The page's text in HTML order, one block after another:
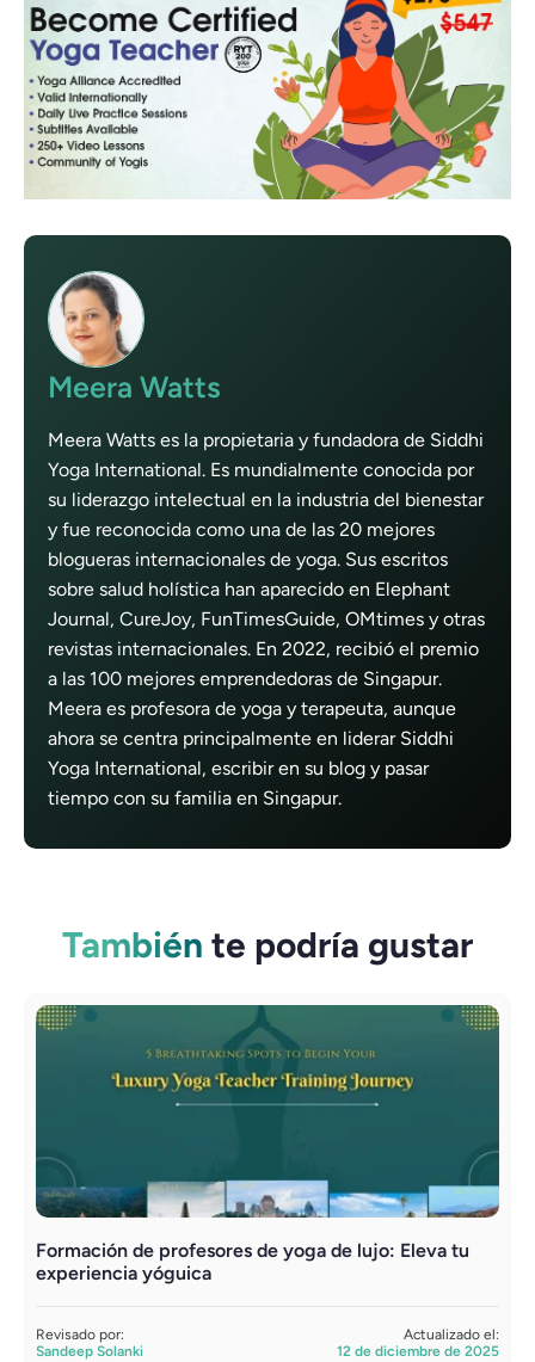
Meera Watts
Meera Watts es la propietaria y fundadora de Siddhi
Yoga International. Es mundialmente conocida por
su liderazgo intelectual en la industria del bienestar
y fue reconocida como una de las 20 mejores
blogueras internacionales de yoga. Sus escritos
sobre salud holística han aparecido en Elephant
Journal, CureJoy, FunTimesGuide, OMtimes y otras
revistas internacionales. En 2022, recibió el premio
a las 100 mejores emprendedoras de Singapur.
Meera es profesora de yoga y terapeuta, aunque
ahora se centra principalmente en liderar Siddhi
Yoga International, escribir en su blog y pasar
tiempo con su familia en Singapur.
También te podría gustar
Formación de profesores de yoga de lujo: Eleva tu
experiencia yóguica
Revisado por:
Sandeep Solanki
Actualizado el:
12 de diciembre de 2025